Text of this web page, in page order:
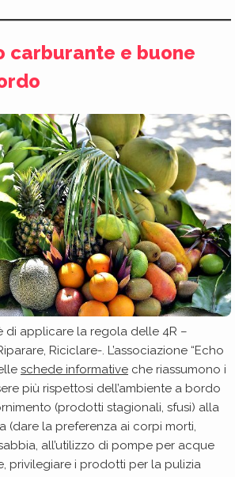
carburante e buone
di applicare la regola delle 4R –
Riciclare-. L’associazione “Echo
schede informative che riassumono i
più rispettosi dell’ambiente a bordo
(prodotti stagionali, sfusi) alla
(dare la preferenza ai corpi morti,
all’utilizzo di pompe per acque
privilegiare i prodotti per la pulizia